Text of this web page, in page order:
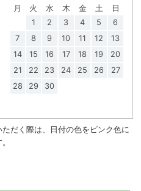
月 火 水 木 金 土
日
1
2 3 4 5
6
7
8 9 10 11 12
13
14
15 16 17 18 19
20
21
22 23 24 25 26
27
28
29 30
だく際は、日付の色をピンク色に